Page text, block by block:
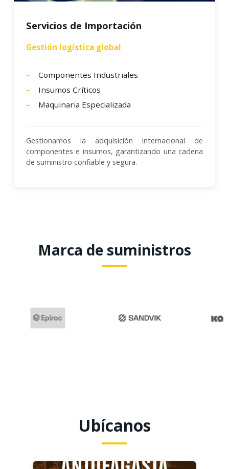
Servicios de Importación
Gestión logística global
Componentes Industriales
Insumos Críticos
Maquinaria Especializada
Gestionamos la adquisición internacional de
componentes e insumos, garantizando una cadena
de suministro confiable y segura.
Marca de suministros
Ubícanos